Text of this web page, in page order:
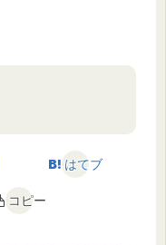
はてブ
コピー